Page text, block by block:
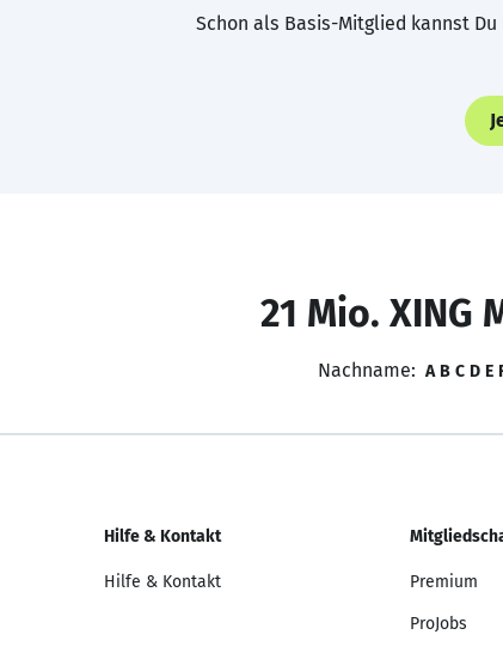
Schon als Basis-Mitglied kannst
21 Mio. XING
Nachname: A B C D E
Hilfe & Kontakt
Hilfe & Kontakt Premium
ProJobs